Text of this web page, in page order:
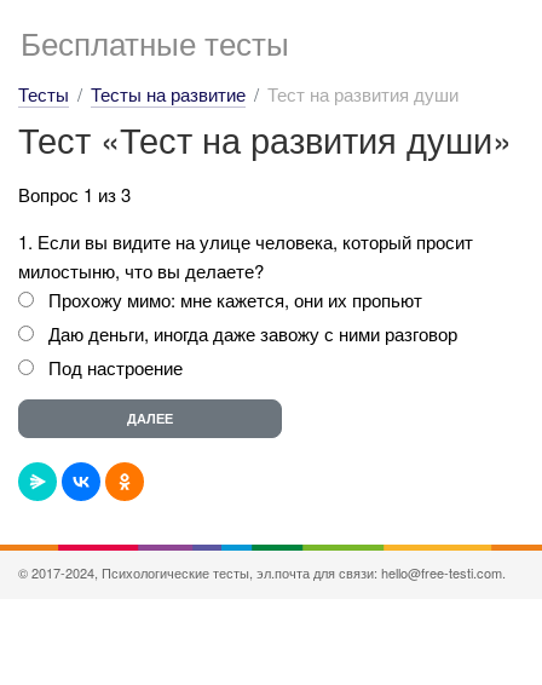
Бесплатные тесты
Тесты Тесты на развитие Тест на развития души
Тест «Тест на развития души»
Вопрос 1 из 3
1. Если вы видите на улице человека, который просит
милостыню, что вы делаете?
Прохожу мимо: мне кажется, они их пропьют
Даю деньги, иногда даже завожу с ними разговор
Под настроение
© 2017-2024, Психологические тесты, эл.почта для связи: hello@free-testi.com.